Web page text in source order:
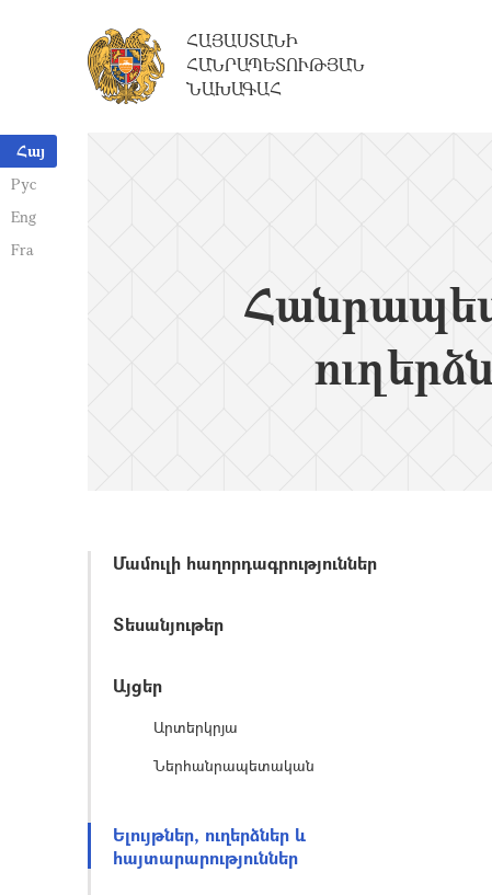
Հայ
Рус
Eng
Fra
ՀԱՅԱՍՏԱՆԻ
ՀԱՆՐԱՊԵՏՈՒԹՅԱՆ
ՆԱԽԱԳԱՀ
Մամուլի հաղորդագրություններ
Տեսանյութեր
Այցեր
Արտերկրյա
Ներհանրապետական
Ելույթներ, ուղերձներ և
հայտարարություններ